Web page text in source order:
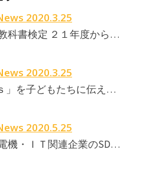
2020.3.25
科書検定 ２１年度から…
2020.3.25
ｓ」を子どもたちに伝え…
2020.5.25
機・ＩＴ関連企業のSD…